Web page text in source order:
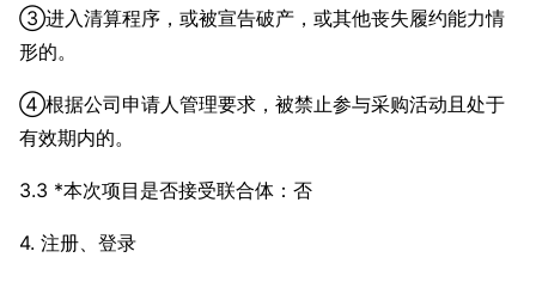
③进入清算程序，或被宣告破产，或其他丧失履约能力情
形的。
④根据公司申请人管理要求，被禁止参与采购活动且处于
有效期内的。
3.3 *本次项目是否接受联合体：否
4. 注册、登录